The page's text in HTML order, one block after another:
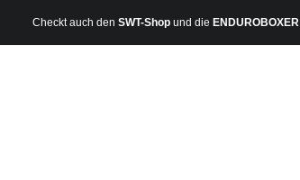
Checkt auch den SWT-Shop und die ENDUROBOXER